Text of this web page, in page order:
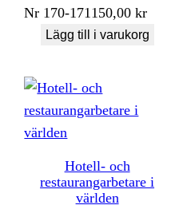
Nr 170-171150,00kr
Lägg till i varukorg
Hotell- och
restaurangarbetare i
världen